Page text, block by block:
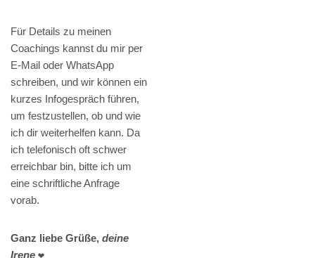
Für Details zu meinen
Coachings kannst du mir per
E-Mail oder WhatsApp
schreiben, und wir können ein
kurzes Infogespräch führen,
um festzustellen, ob und wie
ich dir weiterhelfen kann. Da
ich telefonisch oft schwer
erreichbar bin, bitte ich um
eine schriftliche Anfrage
vorab.
Ganz liebe Grüße, deine
Irene ❤️